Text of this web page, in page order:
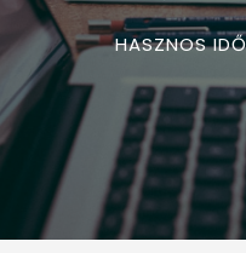
HASZNOS